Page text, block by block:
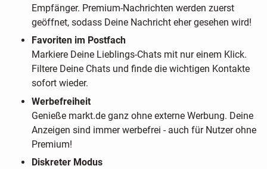
Empfänger. Premium-Nachrichten werden zuerst
geöffnet, sodass Deine Nachricht eher gesehen wird!
Favoriten im Postfach
Markiere Deine Lieblings-Chats mit nur einem Klick.
Filtere Deine Chats und finde die wichtigen Kontakte
sofort wieder.
Werbefreiheit
Genieße markt.de ganz ohne externe Werbung. Deine
Anzeigen sind immer werbefrei - auch für Nutzer ohne
Premium!
Diskreter Modus